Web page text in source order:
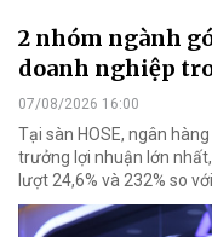
2 nhóm ngành
doanh nghiệp
07/08/2026 16:00
Tại sàn HOSE, ngân
trưởng lợi nhuận lớn
lượt 24,6% và 232% so